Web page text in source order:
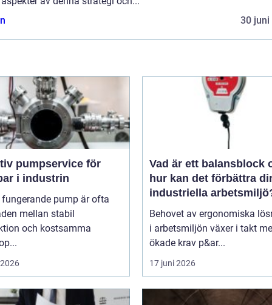
30 juni
pumpservice för
i industrin
fungerande pump är ofta
mellan stabil
och kostsamma
Vad är ett balansblock
hur kan det förbättra
industriella
Behovet av ergonomiska
i arbetsmiljön växer i takt
ökade krav p&ar...
17 juni 2026